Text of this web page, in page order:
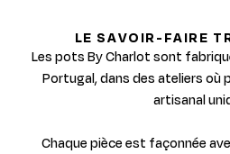
LE SAVOIR-FAIRE
Les pots By Charlot sont
Portugal, dans des ateliers où
artisanal
Chaque pièce est façonnée